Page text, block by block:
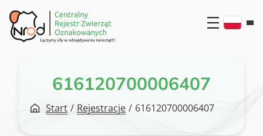
Przejdź
do
treści
616120700006407
Start / Rejestracje / 616120700006407